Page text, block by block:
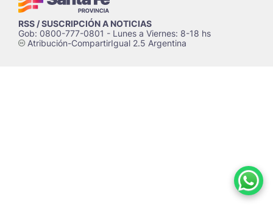
RSS / SUSCRIPCIÓN A NOTICIAS
Gob: 0800-777-0801 - Lunes a Viernes: 8-18 hs
cAtribución-CompartirIgual 2.5 Argentina